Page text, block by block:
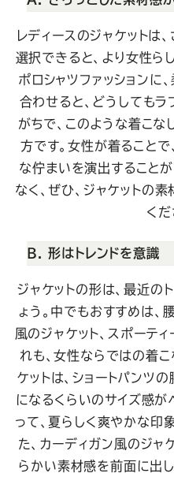
レディースのジャケットは
選択できると、より女性ら
ポロシャツファッションに
合わせると、どうしても
がちで、このような着こ
方です。女性が着ること
な佇まいを演出すること
なく、ぜひ、ジャケットの
くだ
B. 形はトレンドを意識
ジャケットの形は、最近の
ょう。中でもおすすめは、
風のジャケット、スポーテ
れも、女性ならではの着
ケットは、ショートパンツ
になるくらいのサイズ感が
って、夏らしく爽やかな印
た、カーディガン風のジャ
らかい素材感を前面に出